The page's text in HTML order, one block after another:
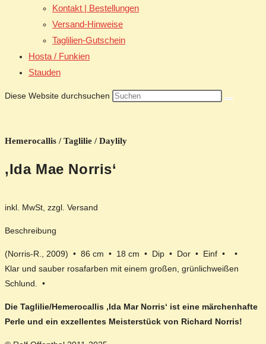
Kontakt | Bestellungen
Versand-Hinweise
Taglilien-Gutschein
Hosta / Funkien
Stauden
Diese Website durchsuchen
Hemerocallis / Taglilie / Daylily
‚Ida Mae Norris‘
inkl. MwSt, zzgl. Versand
Beschreibung
(Norris-R., 2009) • 86 cm • 18 cm • Dip • Dor • Einf • •
Klar und sauber rosafarben mit einem großen, grünlichweißen
Schlund. •
Die Taglilie/Hemerocallis ‚Ida Mar Norris‘ ist eine märchenhafte
Perle und ein exzellentes Meisterstück von Richard Norris!